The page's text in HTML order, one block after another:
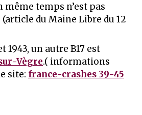
temps n’est pas
du Maine Libre du 12
1943, un autre B17 est
Vègre.( informations
site: france-crashes 39-45